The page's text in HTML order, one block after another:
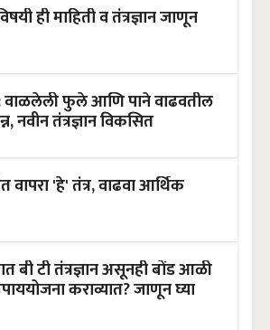
ही माहिती व तंत्रज्ञान जाणून
फुले आणि पाने वाढवतील
नवीन तंत्रज्ञान विकसित
वापरा 'हे' तंत्र, वाढवा आर्थिक
बी टी तंत्रज्ञान असूनही बोंड आळी
कराव्यात? जाणून घ्या